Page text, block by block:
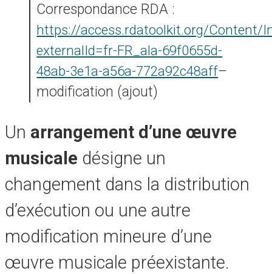
Correspondance RDA :
https://access.rdatoolkit.org/Content/
externalId=fr-FR_ala-69f0655d-
48ab-3e1a-a56a-772a92c48aff–
modification (ajout)
Un arrangement d’une œuvre
musicale désigne un
changement dans la distribution
d’exécution ou une autre
modification mineure d’une
œuvre musicale préexistante.